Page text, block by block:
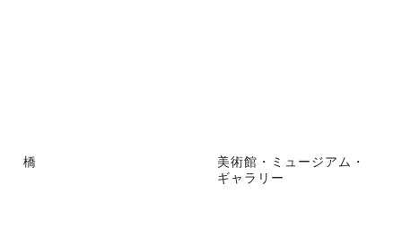
橋
美術館・ミュージアム・
ギャラリー